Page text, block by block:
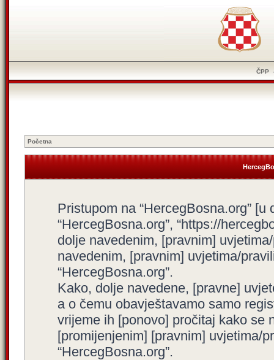
ČPP
Početna
Pristupom na “HercegBosna.org” [u
“HercegBosna.org”, “https://
dolje navedenim, [pravnim]
navedenim, [pravnim] uvjetima/
“HercegBosna.org”.
Kako, dolje navedene, [pravne]
a o čemu obavještavamo samo
vrijeme ih [ponovo] pročitaj kako se
[promijenjenim] [pravnim] uvjetima/
“HercegBosna.org”.